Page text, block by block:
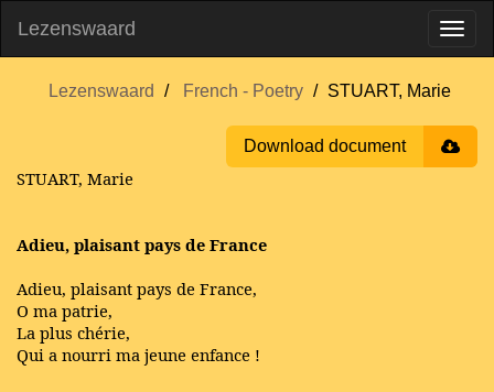
Lezenswaard
Lezenswaard French - Poetry STUART, Marie
Download document
STUART, Marie
Adieu, plaisant pays de France
Adieu, plaisant pays de France,
O ma patrie,
La plus chérie,
Qui a nourri ma jeune enfance !